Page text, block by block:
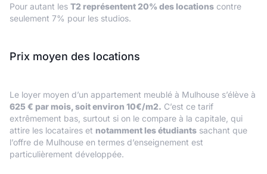
Pour autant les T2 représentent 20% des locations contre
seulement 7% pour les studios.
Prix moyen des locations
Le loyer moyen d’un appartement meublé à Mulhouse s’élève à
625 € par mois, soit environ 10€/m2. C’est ce tarif
extrêmement bas, surtout si on le compare à la capitale, qui
attire les locataires et notamment les étudiants sachant que
l’offre de Mulhouse en termes d’enseignement est
particulièrement développée.